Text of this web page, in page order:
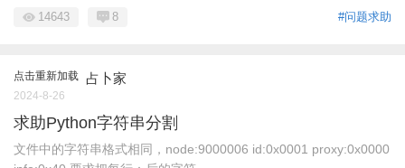
#问题求助
14643 8
点击重新加载 占卜家
2024-8-26
求助Python字符串分割
文件中的字符串格式相同，node:9000006 id:0x0001 proxy:0x0000